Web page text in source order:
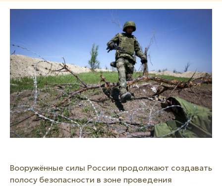
Вооружённые силы России продолжают создавать
полосу безопасности в зоне проведения